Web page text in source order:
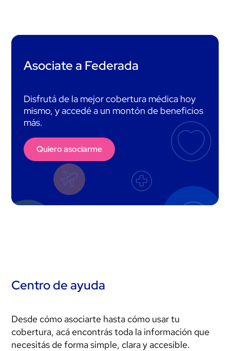
Asociate a Federada
Disfrutá de la mejor cobertura médica hoy
mismo, y accedé a un montón de beneficios
más.
Quiero asociarme
Centro de ayuda
Desde cómo asociarte hasta cómo usar tu
cobertura, acá encontrás toda la información que
necesitás de forma simple, clara y accesible.